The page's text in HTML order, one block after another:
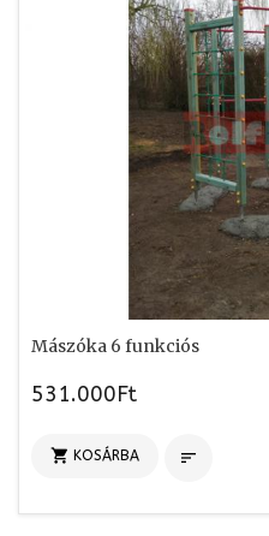
Mászóka 6 funkciós
531.000Ft
 KOSÁRBA 